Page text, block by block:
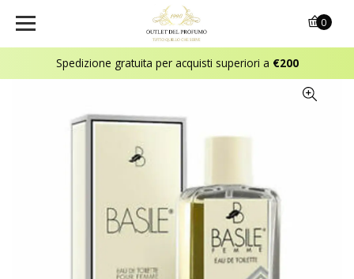
Spedizione gratuita per acquisti superiori a €200
0